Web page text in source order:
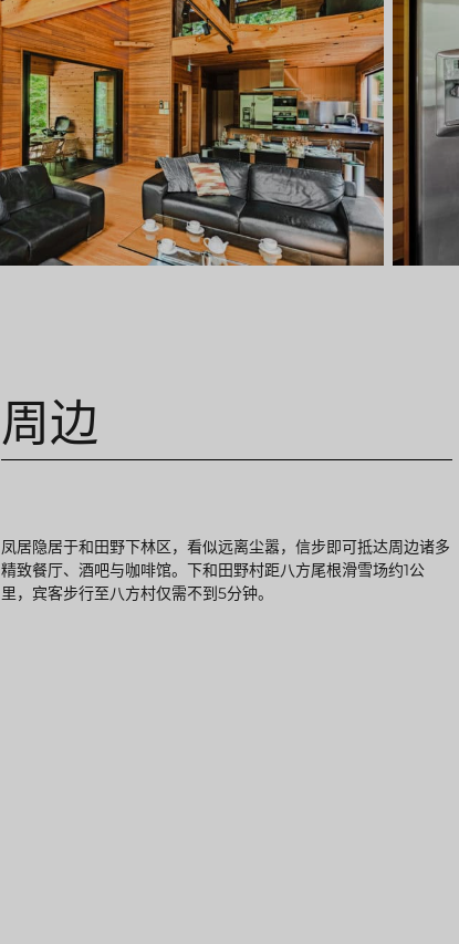
周边
凤居隐居于和田野下林区，看似远离尘嚣，信步即可抵达周边诸多
精致餐厅、酒吧与咖啡馆。下和田野村距八方尾根滑雪场约1公
里，宾客步行至八方村仅需不到5分钟。